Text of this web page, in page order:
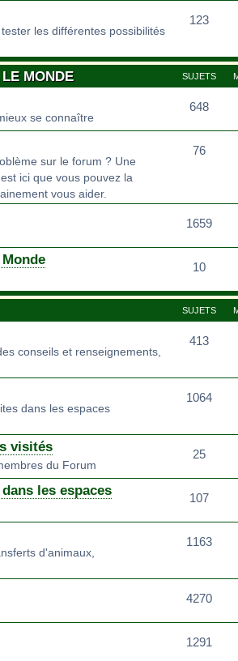
les différentes possibilités
123
MONDE SUJETS
se connaître
648
sur le forum ? Une
ici que vous pouvez la
vous aider.
76
1659
10
SUJETS
conseils et renseignements,
413
dans les espaces
1064
visités
du Forum
25
les espaces
107
d'animaux,
1163
4270
1291